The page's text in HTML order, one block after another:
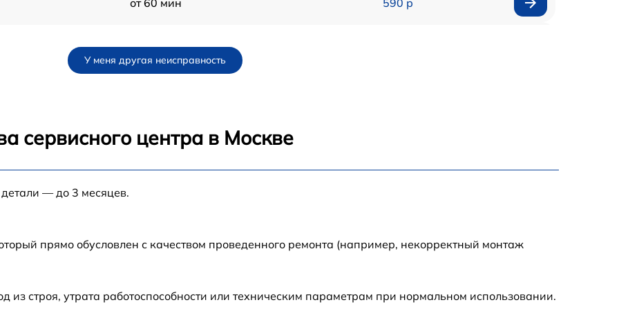
У меня другая неисправность
сервисного центра в Москве
— до 3 месяцев.
прямо обусловлен с качеством проведенного ремонта (например, некорректный монтаж
строя, утрата работоспособности или техническим параметрам при нормальном использовании.